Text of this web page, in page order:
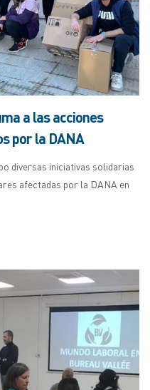
a las acciones
por la DANA
diversas iniciativas solidarias
afectadas por la DANA en